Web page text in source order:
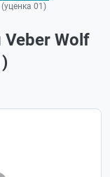
01)
Wolf